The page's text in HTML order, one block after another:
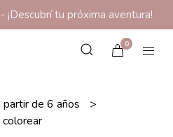
¡Descubrí tu próxima aventura!
0
partir de 6 años